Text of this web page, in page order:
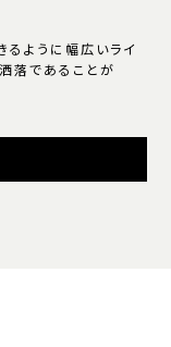
るように幅広いライ
落であることが